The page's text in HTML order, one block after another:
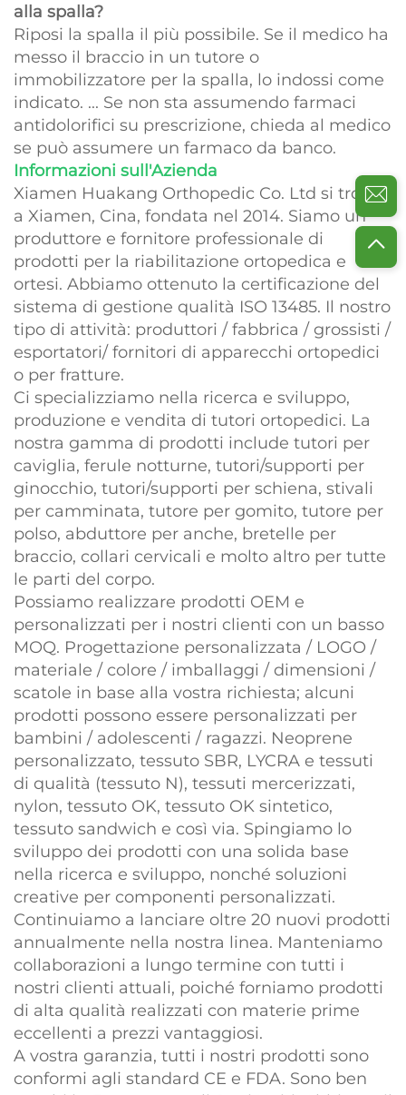
alla spalla?
Riposi la spalla il più possibile. Se il medico ha
messo il braccio in un tutore o
immobilizzatore per la spalla, lo indossi come
indicato. ... Se non sta assumendo farmaci
antidolorifici su prescrizione, chieda al medico
se può assumere un farmaco da banco.
Informazioni sull'Azienda
Xiamen Huakang Orthopedic Co. Ltd si trova
a Xiamen, Cina, fondata nel 2014. Siamo un
produttore e fornitore professionale di
prodotti per la riabilitazione ortopedica e
ortesi. Abbiamo ottenuto la certificazione del
sistema di gestione qualità ISO 13485. Il nostro
tipo di attività: produttori / fabbrica / grossisti /
esportatori/ fornitori di apparecchi ortopedici
o per fratture.
Ci specializziamo nella ricerca e sviluppo,
produzione e vendita di tutori ortopedici. La
nostra gamma di prodotti include tutori per
caviglia, ferule notturne, tutori/supporti per
ginocchio, tutori/supporti per schiena, stivali
per camminata, tutore per gomito, tutore per
polso, abduttore per anche, bretelle per
braccio, collari cervicali e molto altro per tutte
le parti del corpo.
Possiamo realizzare prodotti OEM e
personalizzati per i nostri clienti con un basso
MOQ. Progettazione personalizzata / LOGO /
materiale / colore / imballaggi / dimensioni /
scatole in base alla vostra richiesta; alcuni
prodotti possono essere personalizzati per
bambini / adolescenti / ragazzi. Neoprene
personalizzato, tessuto SBR, LYCRA e tessuti
di qualità (tessuto N), tessuti mercerizzati,
nylon, tessuto OK, tessuto OK sintetico,
tessuto sandwich e così via. Spingiamo lo
sviluppo dei prodotti con una solida base
nella ricerca e sviluppo, nonché soluzioni
creative per componenti personalizzati.
Continuiamo a lanciare oltre 20 nuovi prodotti
annualmente nella nostra linea. Manteniamo
collaborazioni a lungo termine con tutti i
nostri clienti attuali, poiché forniamo prodotti
di alta qualità realizzati con materie prime
eccellenti a prezzi vantaggiosi.
A vostra garanzia, tutti i nostri prodotti sono
conformi agli standard CE e FDA. Sono ben